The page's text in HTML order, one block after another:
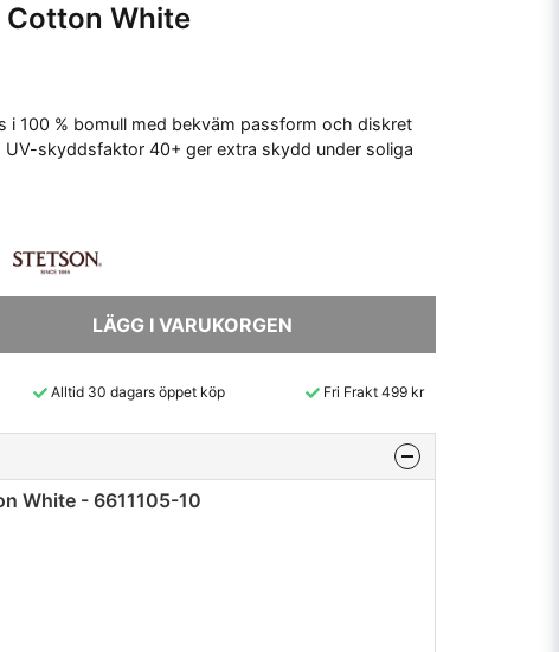
Cotton White
i 100 % bomull med bekväm passform och diskret
skyddsfaktor 40+ ger extra skydd under soliga
LÄGG I VARUKORGEN
Alltid 30 dagars öppet köp Fri Frakt 499 kr
White - 6611105-10